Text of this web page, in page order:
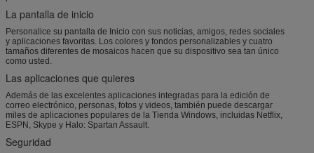
La pantalla de inicio
Personalice su pantalla de Inicio con sus noticias, amigos, redes sociales
y aplicaciones favoritas. Los colores y fondos personalizables y cuatro
tamaños diferentes de mosaicos hacen que su dispositivo sea tan único
como usted.
Las aplicaciones que quieres
Además de las excelentes aplicaciones integradas para la edición de
correo electrónico, personas, fotos y videos, también puede descargar
miles de aplicaciones populares de la Tienda Windows, incluidas Netflix,
ESPN, Skype y Halo: Spartan Assault.
Seguridad